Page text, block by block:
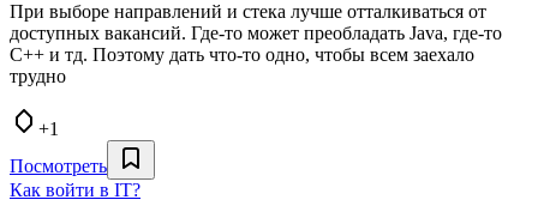
При выборе направлений и стека лучше отталкиваться от
доступных вакансий. Где-то может преобладать Java, где-то
C++ и тд. Поэтому дать что-то одно, чтобы всем заехало
трудно
+1
Посмотреть
Как войти в IT?